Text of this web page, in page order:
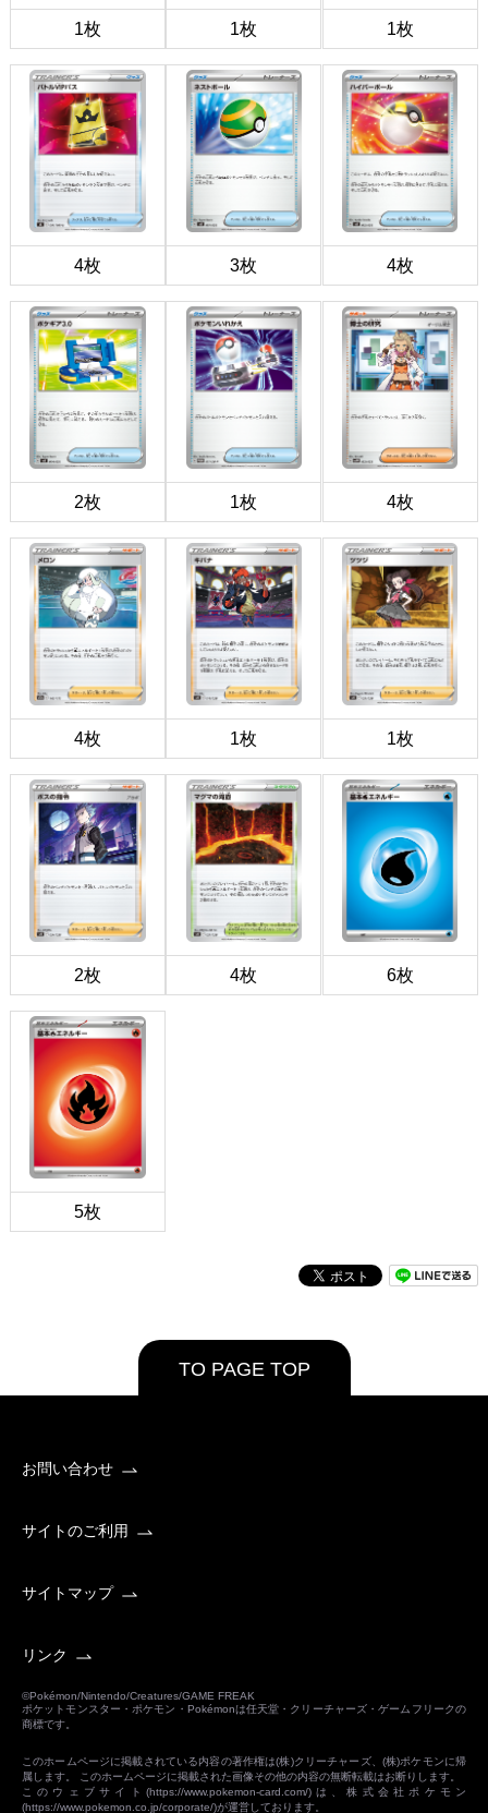
1枚 1枚 1枚
4枚 3枚 4枚
2枚 1枚 4枚
4枚 1枚 1枚
2枚 4枚 6枚
5枚
TO PAGE TOP
お問い合わせ
サイトのご利用
サイトマップ
リンク
©Pokémon/Nintendo/Creatures/GAME FREAK
ポケットモンスター・ポケモン・Pokémonは任天堂・クリーチャーズ・ゲームフリークの
商標です。
このホームページに掲載されている内容の著作権は(株)クリーチャーズ、(株)ポケモンに帰
属します。 このホームページに掲載された画像その他の内容の無断転載はお断りします。
このウェブサイト(https://www.pokemon-card.com/)は、株式会社ポケモン
(https://www.pokemon.co.jp/corporate/)が運営しております。